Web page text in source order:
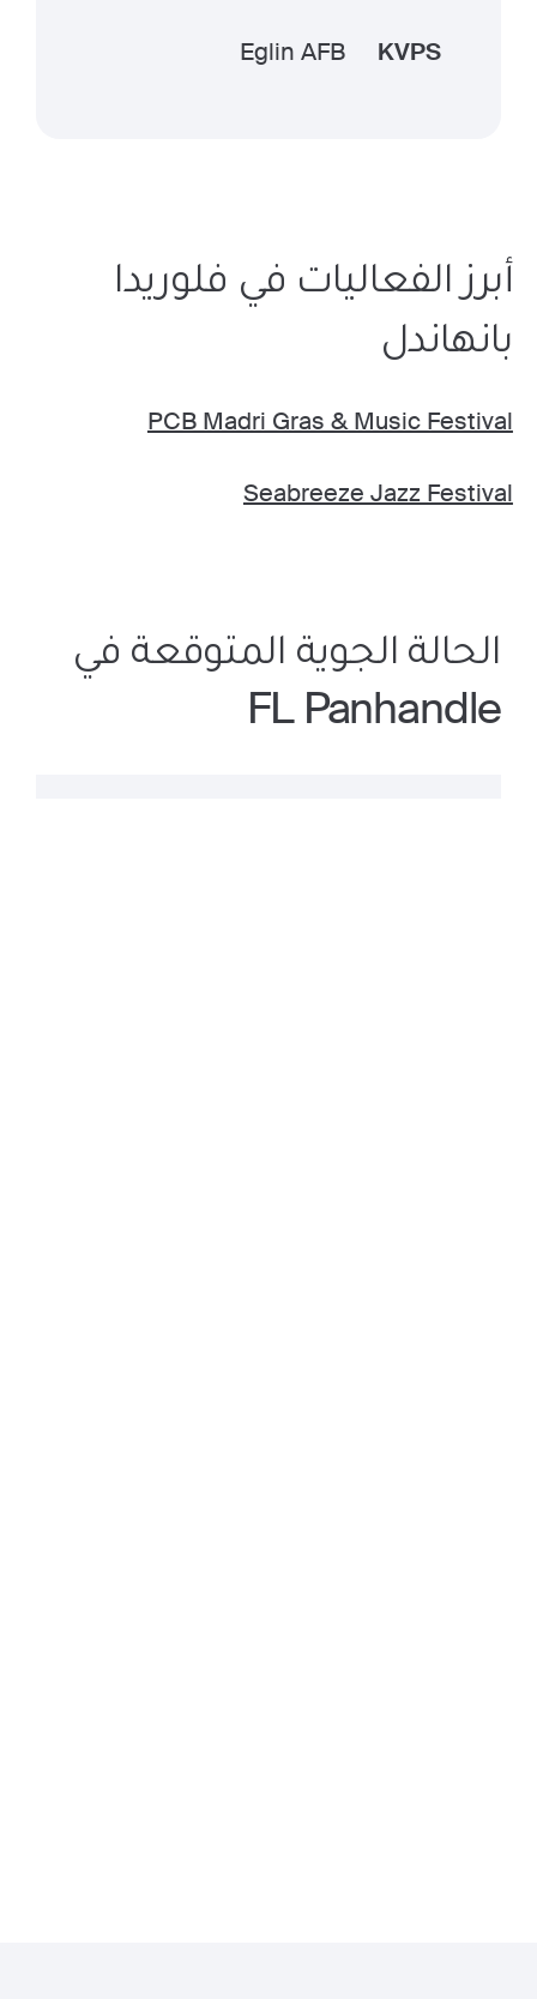
KVPS
Eglin AFB
أبرز الفعاليات في فلوريدا
بانهاندل
PCB Madri Gras & Music Festival
Seabreeze Jazz Festival
الحالة الجوية المتوقعة في
FL Panhandle